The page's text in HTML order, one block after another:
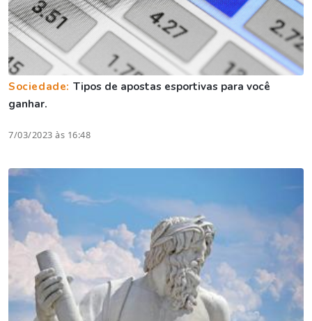
Sociedade: Tipos de apostas esportivas para você
ganhar.
7/03/2023 às 16:48